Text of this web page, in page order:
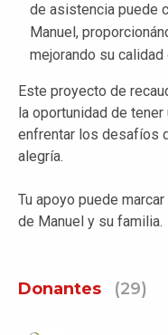
de asistencia puede
Manuel,
mejorando su
Este proyecto de
la oportunidad de
enfrentar los desafíos
alegría.
Tu apoyo puede
de Manuel y su familia.
Donantes (29)